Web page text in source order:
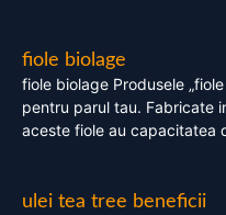
fiole biolage
fiole biolage Produsele
pentru parul tau. Fabricate
aceste fiole au capacitatea
ulei tea tree beneficii